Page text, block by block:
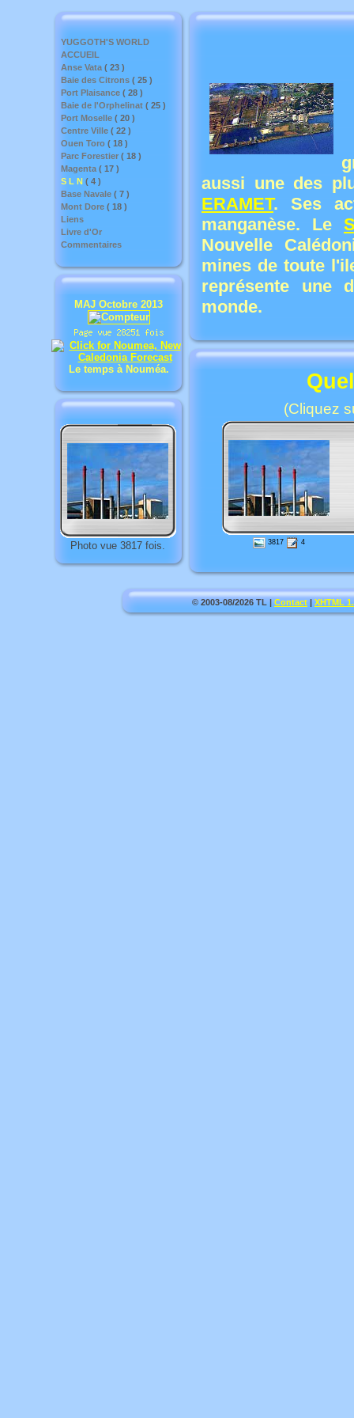
YUGGOTH'S WORLD
ACCUEIL
Anse Vata ( 23 )
Baie des Citrons ( 25 )
Port Plaisance ( 28 )
Baie de l'Orphelinat ( 25 )
Port Moselle ( 20 )
Centre Ville ( 22 )
Ouen Toro ( 18 )
Parc Forestier ( 18 )
Magenta ( 17 )
S L N ( 4 )
Base Navale ( 7 )
Mont Dore ( 18 )
Liens
Livre d'Or
Commentaires
MAJ Octobre 2013
Le temps à Nouméa.
Photo vue 3817 fois.
aussi une des
ERAMET. Ses
manganèse. Le
Nouvelle
mines de toute
représente une
monde.
(Cliquez
3817 4
© 2003-08/2026 TL |Contact|XHTML